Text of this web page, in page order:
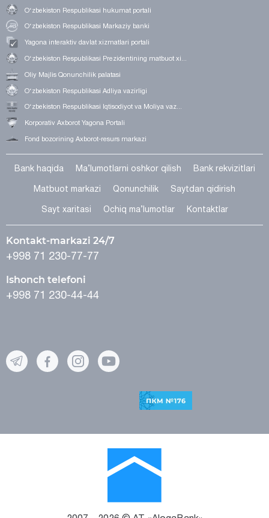
O‘zbekiston Respublikasi hukumat portali
O‘zbekiston Respublikasi Markaziy banki
Yagona interaktiv davlat xizmatlari portali
O‘zbekiston Respublikasi Prezidentining matbuot xi...
Oliy Majlis Qonunchilik palatasi
O‘zbekiston Respublikasi Adliya vazirligi
O‘zbekiston Respublikasi Iqtisodiyot va Moliya vaz...
Korporativ Axborot Yagona Portali
Fond bozorining Axborot-resurs markazi
Bank haqida Ma’lumotlarni oshkor qilish Bank rekvizitlari
Matbuot markazi Qonunchilik Saytdan qidirish
Sayt xaritasi Ochiq ma’lumotlar Kontaktlar
Kontakt-markazi 24/7
+998 71 230-77-77
Ishonch telefoni
+998 71 230-44-44